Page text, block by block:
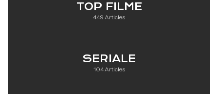
TOP FILME
449 Articles
SERIALE
104 Articles